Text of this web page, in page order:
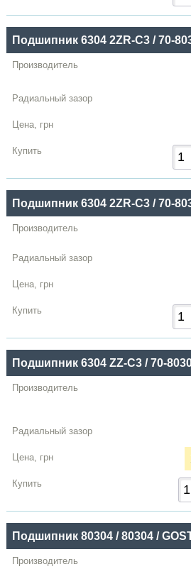
Подшипник 6304 2ZR-C3 / 70-
Подшипник 6304 2ZR-C3 / 70-
Подшипник 6304 ZZ-C3 / 70-
Подшипник 80304 / 80304 /